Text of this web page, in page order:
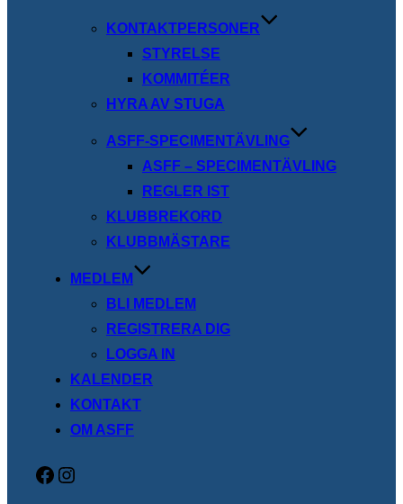
KONTAKTPERSONER
STYRELSE
KOMMITÉER
HYRA AV STUGA
ASFF-SPECIMENTÄVLING
ASFF – SPECIMENTÄVLING
REGLER IST
KLUBBREKORD
KLUBBMÄSTARE
MEDLEM
BLI MEDLEM
REGISTRERA DIG
LOGGA IN
KALENDER
KONTAKT
OM ASFF
Facebook
Instagram